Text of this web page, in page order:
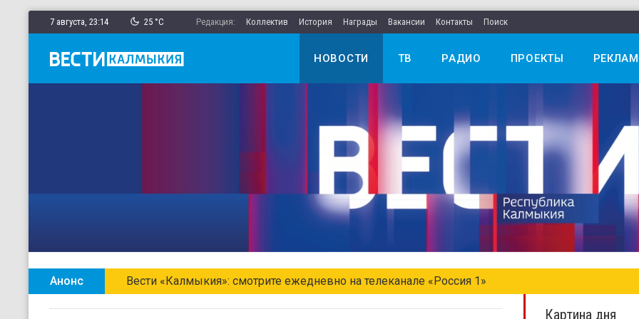
7 августа, 23:14 25 °C Редакция: Коллектив История Награды Вакансии Контакты Поиск
НОВОСТИ ТВ РАДИО ПРОЕКТЫ
Анонс Вести «Калмыкия»: смотрите ежедневно на телеканале «Россия 1»
Картина дня